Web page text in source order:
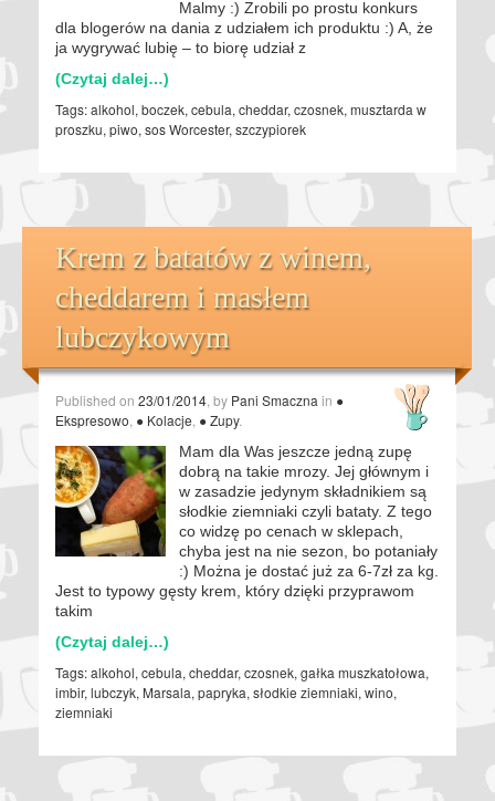
Malmy :) Zrobili po prostu konkurs
dla blogerów na dania z udziałem ich produktu :) A, że
ja wygrywać lubię – to biorę udział z
(Czytaj dalej…)
Tags:alkohol, boczek, cebula, cheddar, czosnek, musztarda w
proszku, piwo, sos Worcester, szczypiorek
Krem z batatów z winem,
cheddarem i masłem
lubczykowym
Published on 23/01/2014 , by Pani Smaczna in ●
Ekspresowo ● Kolacje ● Zupy.
Mam dla Was jeszcze jedną zupę
dobrą na takie mrozy. Jej głównym i
w zasadzie jedynym składnikiem są
słodkie ziemniaki czyli bataty. Z tego
co widzę po cenach w sklepach,
chyba jest na nie sezon, bo potaniały
:) Można je dostać już za 6-7zł za kg.
Jest to typowy gęsty krem, który dzięki przyprawom
takim
(Czytaj dalej…)
Tags:alkohol, cebula, cheddar, czosnek, gałka muszkatołowa,
imbir, lubczyk, Marsala, papryka, słodkie ziemniaki, wino,
ziemniaki